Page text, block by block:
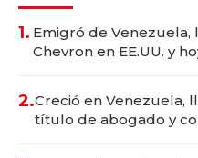
1. Emigró de Venezuela,
Chevron en EE.UU. y
2.Creció en Venezuela,
título de abogado y